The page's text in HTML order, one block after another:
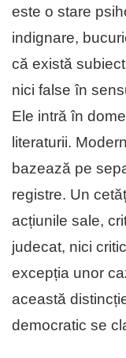
este o stare
indignare,
că există
nici false în
Ele intră în
literaturii.
bazează pe
registre. Un
acțiunile sale,
judecat, nici
excepția unor
această
democratic se